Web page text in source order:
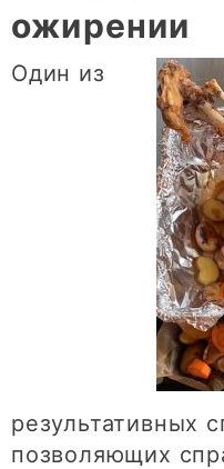
ожирении
Один из
результативных
позволяющих